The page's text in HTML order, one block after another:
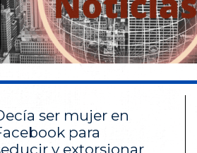
ser mujer en
para
y extorsionar